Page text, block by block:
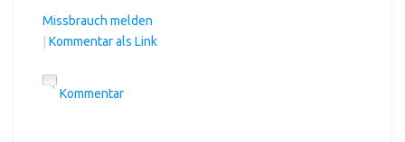
Missbrauch melden
Kommentar als Link
Kommentar